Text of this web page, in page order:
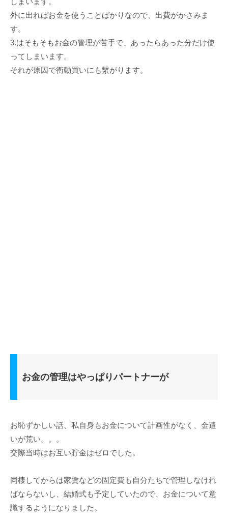
外に出ればお金を使うことばかりなので、出費がかさみま
す。
3.はそもそもお金の管理が苦手で、あったらあった分だけ使
ってしまいます。
それが原因で衝動買いにも繋がります。
お金の管理はやっぱりパートナーが
お恥ずかしい話、私自身もお金について計画性がなく、金遣
いが荒い。。。
交際当時はお互い貯金はゼロでした。
同棲してからは家賃などの固定費も自分たちで管理しなけれ
ばならないし、結婚式も予定していたので、お金について意
識するようになりました。